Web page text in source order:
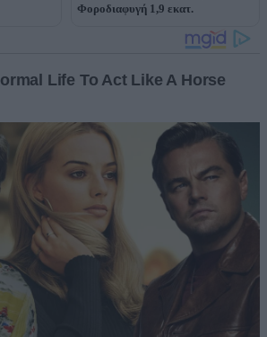
Φοροδιαφυγή 1,9 εκατ.